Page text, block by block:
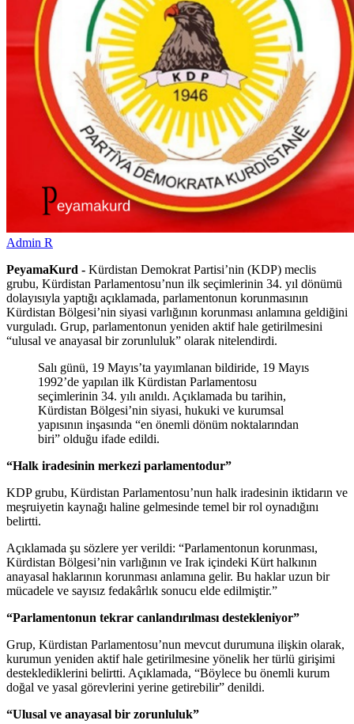
Admin R
PeyamaKurd - Kürdistan Demokrat Partisi’nin (KDP) meclis
grubu, Kürdistan Parlamentosu’nun ilk seçimlerinin 34. yıl dönümü
dolayısıyla yaptığı açıklamada, parlamentonun korunmasının
Kürdistan Bölgesi’nin siyasi varlığının korunması anlamına geldiğini
vurguladı. Grup, parlamentonun yeniden aktif hale getirilmesini
“ulusal ve anayasal bir zorunluluk” olarak nitelendirdi.
Salı günü, 19 Mayıs’ta yayımlanan bildiride, 19 Mayıs
1992’de yapılan ilk Kürdistan Parlamentosu
seçimlerinin 34. yılı anıldı. Açıklamada bu tarihin,
Kürdistan Bölgesi’nin siyasi, hukuki ve kurumsal
yapısının inşasında “en önemli dönüm noktalarından
biri” olduğu ifade edildi.
“Halk iradesinin merkezi parlamentodur”
KDP grubu, Kürdistan Parlamentosu’nun halk iradesinin iktidarın ve
meşruiyetin kaynağı haline gelmesinde temel bir rol oynadığını
belirtti.
Açıklamada şu sözlere yer verildi: “Parlamentonun korunması,
Kürdistan Bölgesi’nin varlığının ve Irak içindeki Kürt halkının
anayasal haklarının korunması anlamına gelir. Bu haklar uzun bir
mücadele ve sayısız fedakârlık sonucu elde edilmiştir.”
“Parlamentonun tekrar canlandırılması destekleniyor”
Grup, Kürdistan Parlamentosu’nun mevcut durumuna ilişkin olarak,
kurumun yeniden aktif hale getirilmesine yönelik her türlü girişimi
desteklediklerini belirtti. Açıklamada, “Böylece bu önemli kurum
doğal ve yasal görevlerini yerine getirebilir” denildi.
“Ulusal ve anayasal bir zorunluluk”